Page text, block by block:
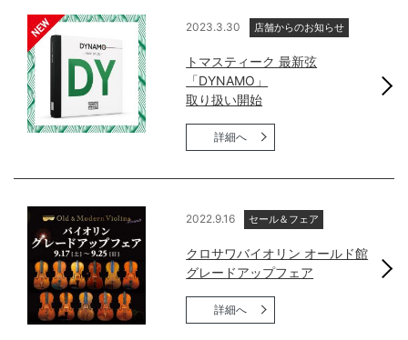
2023.3.30 店舗からのお知らせ
トマスティーク 最新弦
「DYNAMO」
取り扱い開始
詳細へ
2022.9.16 セール＆フェア
クロサワバイオリン オールド館
グレードアップフェア
詳細へ